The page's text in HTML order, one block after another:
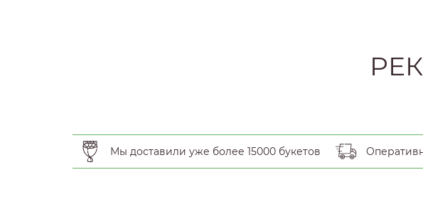
Мы доставили уже более 15000 букетов